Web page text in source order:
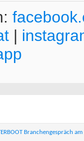
|
Branchengespräch